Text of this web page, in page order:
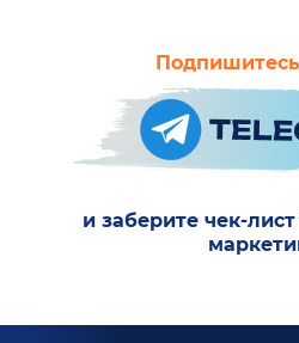
и заберите чек-